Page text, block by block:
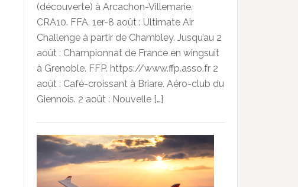
(découverte) à Arcachon-Villemarie.
CRA10. FFA. 1er-8 août : Ultimate Air
Challenge à partir de Chambley. Jusqu’au 2
août : Championnat de France en wingsuit
à Grenoble. FFP. https://www.ffp.asso.fr 2
août : Café-croissant à Briare. Aéro-club du
Giennois. 2 août : Nouvelle […]